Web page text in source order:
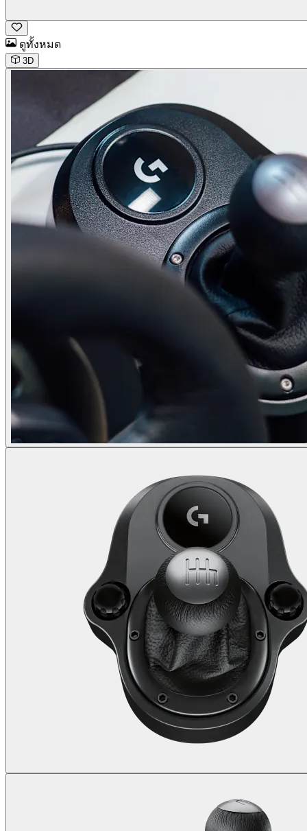
ดูทั้งหมด
3D